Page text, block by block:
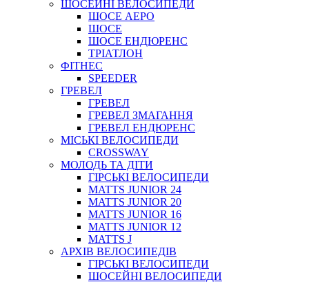
ШОСЕЙНІ ВЕЛОСИПЕДИ
ШОСЕ АЕРО
ШОСЕ
ШОСЕ ЕНДЮРЕНС
ТРІАТЛОН
ФІТНЕС
SPEEDER
ГРЕВЕЛ
ГРЕВЕЛ
ГРЕВЕЛ ЗМАГАННЯ
ГРЕВЕЛ ЕНДЮРЕНС
МІСЬКІ ВЕЛОСИПЕДИ
CROSSWAY
МОЛОДЬ ТА ДІТИ
ГIРСЬКI ВЕЛОСИПЕДИ
MATTS JUNIOR 24
MATTS JUNIOR 20
MATTS JUNIOR 16
MATTS JUNIOR 12
MATTS J
АРХIВ ВЕЛОСИПЕДIВ
ГІРСЬКІ ВЕЛОСИПЕДИ
ШОСЕЙНІ ВЕЛОСИПЕДИ